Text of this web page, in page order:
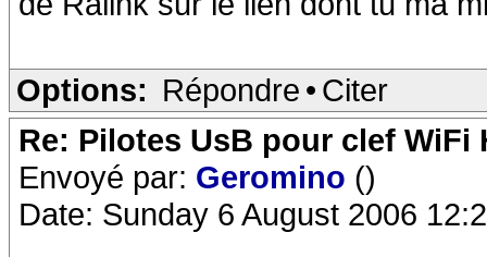
Options: Répondre • Citer
Re: Pilotes UsB pour clef WiFi
Envoyé par: Geromino ()
Date: Sunday 6 August 2006